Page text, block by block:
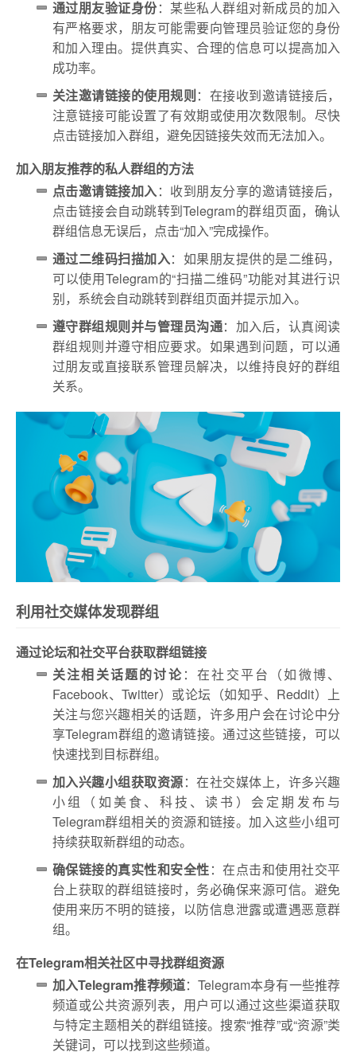
通过朋友验证身份：某些私人群组对新成员的加入
有严格要求，朋友可能需要向管理员验证您的身份
和加入理由。提供真实、合理的信息可以提高加入
成功率。
关注邀请链接的使用规则：在接收到邀请链接后，
注意链接可能设置了有效期或使用次数限制。尽快
点击链接加入群组，避免因链接失效而无法加入。
加入朋友推荐的私人群组的方法
点击邀请链接加入：收到朋友分享的邀请链接后，
点击链接会自动跳转到Telegram的群组页面，确认
群组信息无误后，点击“加入”完成操作。
通过二维码扫描加入：如果朋友提供的是二维码，
可以使用Telegram的“扫描二维码”功能对其进行识
别，系统会自动跳转到群组页面并提示加入。
遵守群组规则并与管理员沟通：加入后，认真阅读
群组规则并遵守相应要求。如果遇到问题，可以通
过朋友或直接联系管理员解决，以维持良好的群组
关系。
利用社交媒体发现群组
通过论坛和社交平台获取群组链接
关注相关话题的讨论：在社交平台（如微博、
Facebook、Twitter）或论坛（如知乎、Reddit）上
关注与您兴趣相关的话题，许多用户会在讨论中分
享Telegram群组的邀请链接。通过这些链接，可以
快速找到目标群组。
加入兴趣小组获取资源：在社交媒体上，许多兴趣
小组（如美食、科技、读书）会定期发布与
Telegram群组相关的资源和链接。加入这些小组可
持续获取新群组的动态。
确保链接的真实性和安全性：在点击和使用社交平
台上获取的群组链接时，务必确保来源可信。避免
使用来历不明的链接，以防信息泄露或遭遇恶意群
组。
在Telegram相关社区中寻找群组资源
加入Telegram推荐频道：Telegram本身有一些推荐
频道或公共资源列表，用户可以通过这些渠道获取
与特定主题相关的群组链接。搜索“推荐”或“资源”类
关键词，可以找到这些频道。